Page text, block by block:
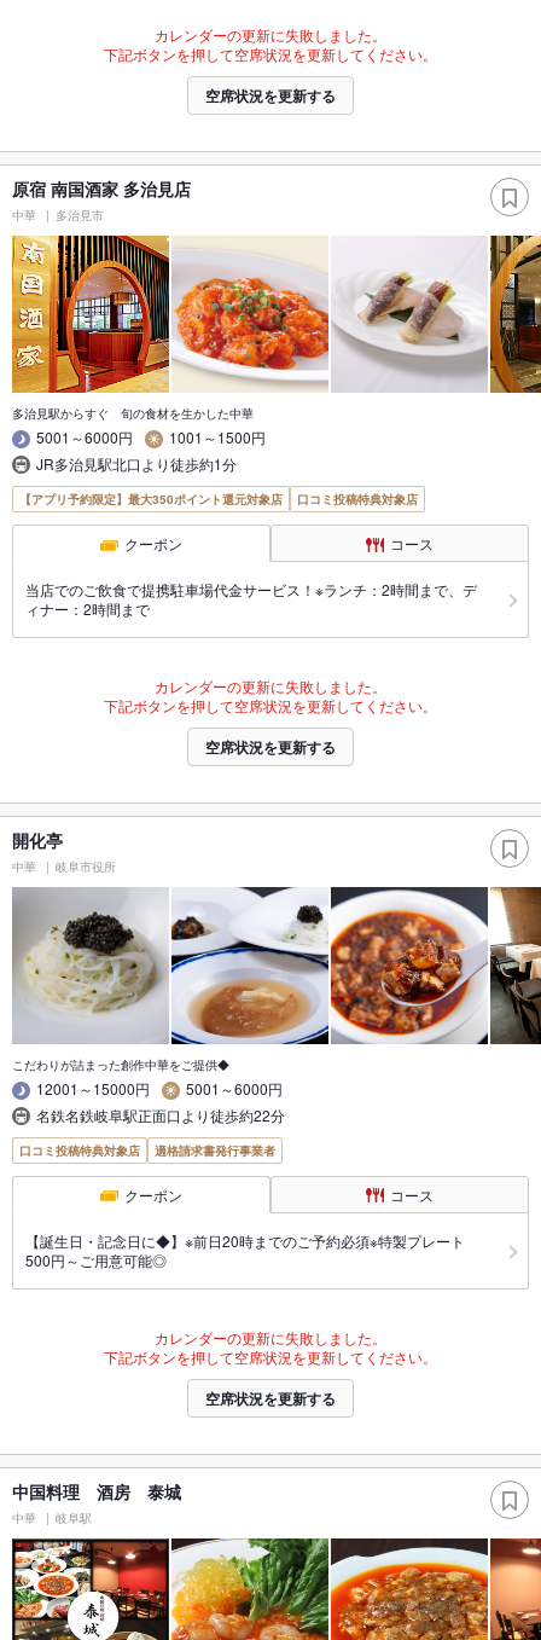
カレンダーの更新に失敗しました。
下記ボタンを押して空席状況を更新してください。
空席状況を更新する
原宿 南国酒家 多治見店
中華 多治見市
多治見駅からすぐ 旬の食材を生かした中華
5001～6000円
1001～1500円
JR多治見駅北口より徒歩約1分
【アプリ予約限定】最大350ポイント還元対象店 口コミ投稿特典対象店
クーポン コース
当店でのご飲食で提携駐車場代金サービス！※ランチ：2時間まで、デ
ィナー：2時間まで
カレンダーの更新に失敗しました。
下記ボタンを押して空席状況を更新してください。
空席状況を更新する
開化亭
中華 岐阜市役所
こだわりが詰まった創作中華をご提供◆
12001～15000円
5001～6000円
名鉄名鉄岐阜駅正面口より徒歩約22分
口コミ投稿特典対象店 適格請求書発行事業者
クーポン コース
【誕生日・記念日に◆】※前日20時までのご予約必須※特製プレート
500円～ご用意可能◎
カレンダーの更新に失敗しました。
下記ボタンを押して空席状況を更新してください。
空席状況を更新する
中国料理 酒房 泰城
中華 岐阜駅